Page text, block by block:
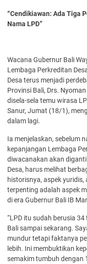
“Cendikiawan: Ada Tiga
Nama LPD”
Wacana Gubernur Bali
Lembaga Perkreditan
Desa terus menjadi
Provinsi Bali, Drs.
disela-sela temu wirasa
Sanur, Jumat (18/1),
dalam lagi.
Ia menjelaskan, sebelum
kepanjangan Lembaga
diwacanakan akan
Desa, harus melihat
historisnya, aspek yuridis,
terpenting adalah aspek
di era Gubernur Bali IB
“LPD itu sudah berusia
Bali sampai sekarang.
mundur tetapi faktanya
lebih. Ini membuktikan
semakim tumbuh dengan